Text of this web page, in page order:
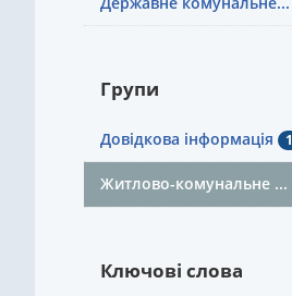
Групи
Довідкова інформація 1
Житлово-комунальне ...
Ключові слова